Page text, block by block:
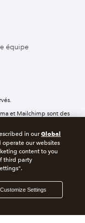
équipe
et Mailchimp sont des
in ourGlobal
our websites
content to you
third party
Customize Settings